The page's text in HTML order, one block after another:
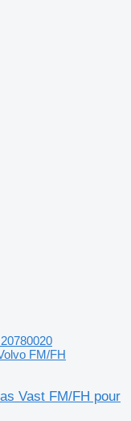
FM/FH
Vast FM/FH pour